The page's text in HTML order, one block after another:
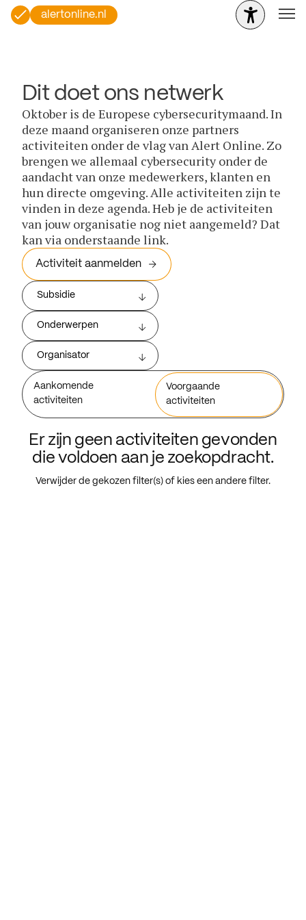
alertonline.nl
Dit doet ons netwerk
Oktober is de Europese cybersecuritymaand. In
deze maand organiseren onze partners
activiteiten onder de vlag van Alert Online. Zo
brengen we allemaal cybersecurity onder de
aandacht van onze medewerkers, klanten en
hun directe omgeving. Alle activiteiten zijn te
vinden in deze agenda. Heb je de activiteiten
van jouw organisatie nog niet aangemeld? Dat
kan via onderstaande link.
Activiteit aanmelden
Subsidie
Onderwerpen
Organisator
Aankomende
activiteiten
Voorgaande
activiteiten
Er zijn geen activiteiten gevonden
die voldoen aan je zoekopdracht.
Verwijder de gekozen filter(s) of kies een andere filter.